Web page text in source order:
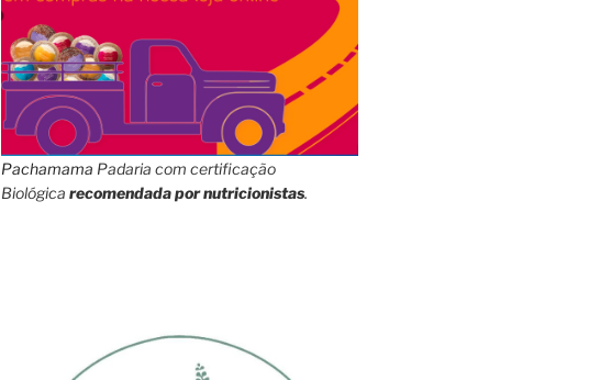
Pachamama Padaria com certificação
Biológica recomendada por nutricionistas.